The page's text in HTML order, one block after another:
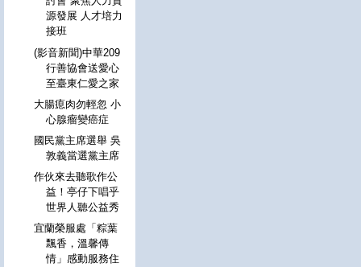
源發展 人才培力
接班
(影音新聞)中華209
行善協會送愛心
至臺東仁愛之家
大腸瘜肉勿輕忽 小
心腺瘤變癌症
國民黨主席選舉 吳
敦義當選黨主席
作伙來去聽歌作公
益！亭仔下唱乎
世界人聽公益秀
宜蘭榮服處「粽葉
飄香，溫馨傳
情」感動服務住